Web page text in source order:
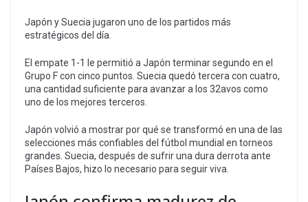
Japón y Suecia jugaron uno de los partidos más
estratégicos del día.
El empate 1-1 le permitió a Japón terminar segundo en el
Grupo F con cinco puntos. Suecia quedó tercera con cuatro,
una cantidad suficiente para avanzar a los 32avos como
uno de los mejores terceros.
Japón volvió a mostrar por qué se transformó en una de las
selecciones más confiables del fútbol mundial en torneos
grandes. Suecia, después de sufrir una dura derrota ante
Países Bajos, hizo lo necesario para seguir viva.